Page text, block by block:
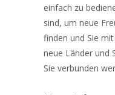
einfach zu
sind, um neue
finden und Sie
neue Länder und
Sie verbunden